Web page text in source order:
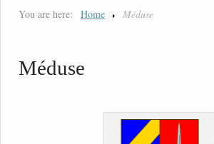
You are here: Home Méduse
Méduse